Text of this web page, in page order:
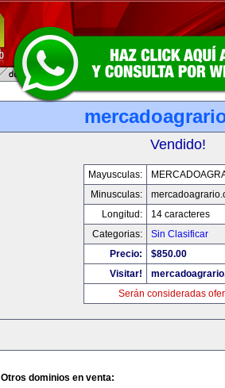
Vendido!
Mayusculas:
Minusculas:
Longitud:
14 caracteres
Categorias:
Sin Clasificar
Precio:
$850.00
Visitar!
Serán consideradas
Otros dominios en venta: